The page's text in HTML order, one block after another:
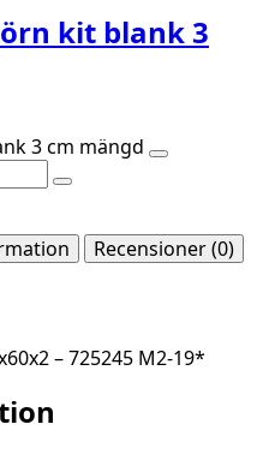
kit blank 3
3 cm mängd
Recensioner (0)
– 725245 M2-19*